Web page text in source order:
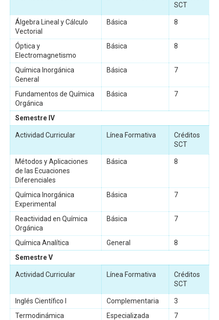
SCT
Álgebra Lineal y Cálculo
Vectorial
Básica 8
Óptica y
Electromagnetismo
Básica 8
Química Inorgánica
General
Básica 7
Fundamentos de Química
Orgánica
Básica 7
Semestre IV
Actividad Curricular Línea Formativa
Créditos
SCT
Métodos y Aplicaciones
de las Ecuaciones
Diferenciales
Básica 8
Química Inorgánica
Experimental
Básica 7
Reactividad en Química
Orgánica
Básica 7
Química Analítica General
8
Semestre V
Actividad Curricular Línea Formativa
Créditos
SCT
Inglés Científico I Complementaria
3
Termodinámica
Especializada
7